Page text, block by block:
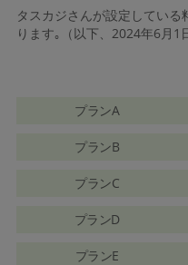
タスカジさんが設定してい
ります｡（以下、2024年6月1
プランA
プランB
プランC
プランD
プランE